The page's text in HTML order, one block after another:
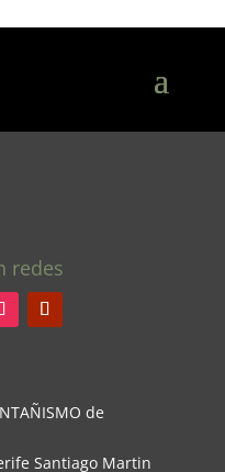
redes
de
Santiago Martin